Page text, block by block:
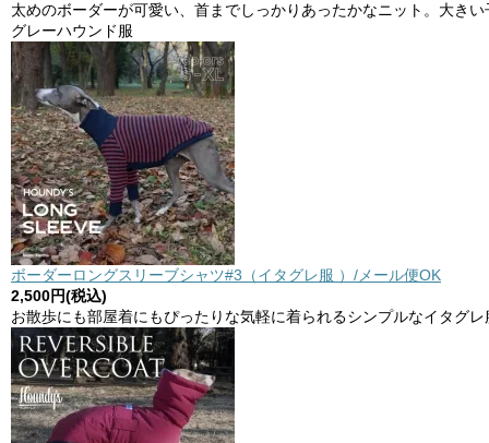
太めのボーダーが可愛い、首までしっかりあったかなニット。大き
グレーハウンド服
ボーダーロングスリーブシャツ#3（イタグレ服 ）/メール便OK
2,500円(税込)
お散歩にも部屋着にもぴったりな気軽に着られるシンプルなイタグ